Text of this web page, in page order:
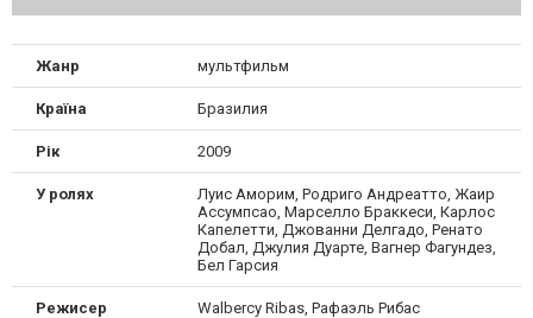
Жанр мультфильм
Країна Бразилия
Рік 2009
У ролях
Луис Аморим, Родриго Андреатто, Жаир
Ассумпсао, Марселло Браккеси, Карлос
Капелетти, Джованни Делгадо, Ренато
Добал, Джулия Дуарте, Вагнер Фагундез,
Бел Гарсия
Режисер Walbercy Ribas, Рафаэль Рибас